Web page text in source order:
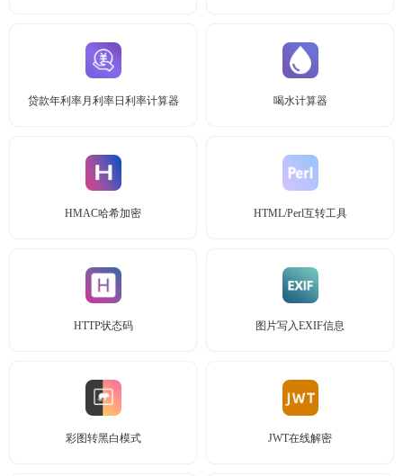
贷款年利率月利率日利率计算器 喝水计算器
HMAC哈希加密 HTML/Perl互转工具
HTTP状态码 图片写入EXIF信息
彩图转黑白模式 JWT在线解密